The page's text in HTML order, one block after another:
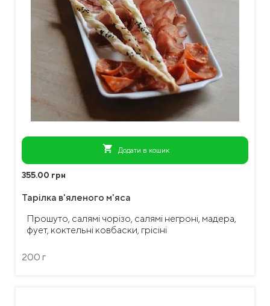
shopping_cart Додати в кошик
355.00 грн
Тарілка в'яленого м'яса
Прошуто, салямі чорізо, салямі негроні, мадера,
фует, коктельні ковбаски, грісіні
200 г